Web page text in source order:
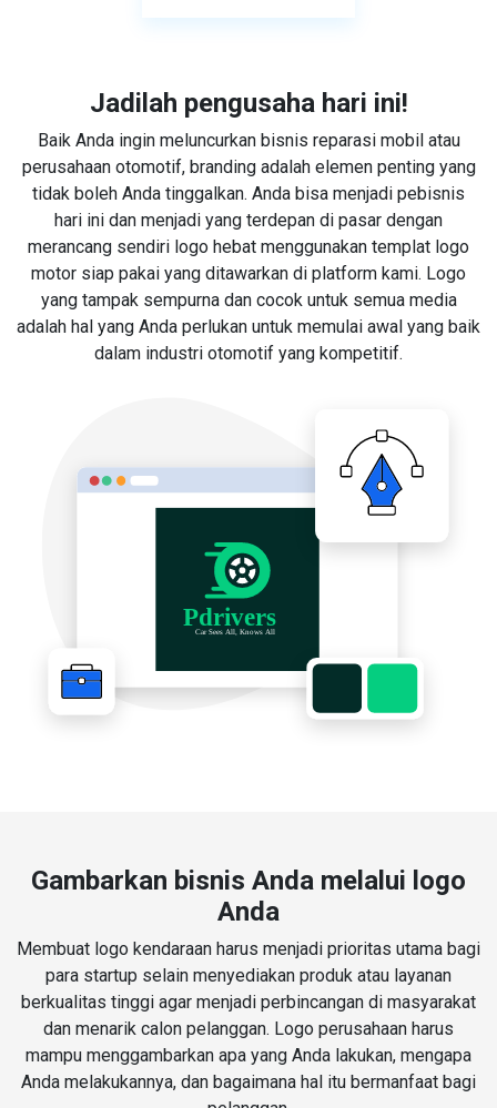
Jadilah pengusaha hari ini!
Baik Anda ingin meluncurkan bisnis reparasi mobil atau
perusahaan otomotif, branding adalah elemen penting yang
tidak boleh Anda tinggalkan. Anda bisa menjadi pebisnis
hari ini dan menjadi yang terdepan di pasar dengan
merancang sendiri logo hebat menggunakan templat logo
motor siap pakai yang ditawarkan di platform kami. Logo
yang tampak sempurna dan cocok untuk semua media
adalah hal yang Anda perlukan untuk memulai awal yang baik
dalam industri otomotif yang kompetitif.
Gambarkan bisnis Anda melalui logo
Anda
Membuat logo kendaraan harus menjadi prioritas utama bagi
para startup selain menyediakan produk atau layanan
berkualitas tinggi agar menjadi perbincangan di masyarakat
dan menarik calon pelanggan. Logo perusahaan harus
mampu menggambarkan apa yang Anda lakukan, mengapa
Anda melakukannya, dan bagaimana hal itu bermanfaat bagi